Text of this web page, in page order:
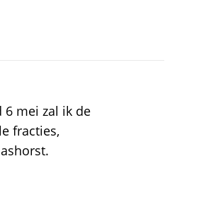
6 mei zal ik de
fracties,